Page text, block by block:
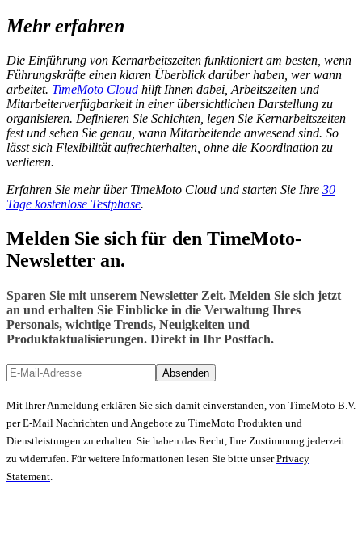
Mehr erfahren
Die Einführung von Kernarbeitszeiten funktioniert am besten, wenn
Führungskräfte einen klaren Überblick darüber haben, wer wann
arbeitet. TimeMoto Cloud hilft Ihnen dabei, Arbeitszeiten und
Mitarbeiterverfügbarkeit in einer übersichtlichen Darstellung zu
organisieren. Definieren Sie Schichten, legen Sie Kernarbeitszeiten
fest und sehen Sie genau, wann Mitarbeitende anwesend sind. So
lässt sich Flexibilität aufrechterhalten, ohne die Koordination zu
verlieren.
Erfahren Sie mehr über TimeMoto Cloud und starten Sie Ihre 30
Tage kostenlose Testphase.
Melden Sie sich für den TimeMoto-
Newsletter an.
Sparen Sie mit unserem Newsletter Zeit. Melden Sie sich jetzt
an und erhalten Sie Einblicke in die Verwaltung Ihres
Personals, wichtige Trends, Neuigkeiten und
Produktaktualisierungen. Direkt in Ihr Postfach.
Absenden
Mit Ihrer Anmeldung erklären Sie sich damit einverstanden, von TimeMoto B.V.
per E-Mail Nachrichten und Angebote zu TimeMoto Produkten und
Dienstleistungen zu erhalten. Sie haben das Recht, Ihre Zustimmung jederzeit
zu widerrufen. Für weitere Informationen lesen Sie bitte unserPrivacy
Statement.